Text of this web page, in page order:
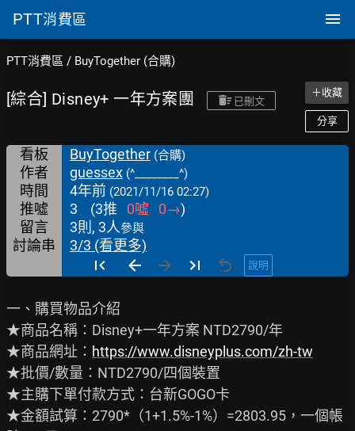
PTT消費區
PTT消費區 / BuyTogether (合購)
[綜合] Disney+ 一年方案團 已刪文
＋收藏
分享
看板 BuyTogether (合購)
作者 guessex (^________^)
時間 4年前 (2021/11/16 02:27)
推噓 3 (3推 0噓 0→)
留言
3則, 3人參與
討論串 3/3 (看更多)
說明
一、購買物品介紹
★商品名稱：Disney+一年方案 NTD2790/年
★商品網址： https://www.disneyplus.com/zh-tw
★批價/數量：NTD2790/四個裝置
★主購下單付款方式：台新GOGO卡
★金額試算：2790*（1+1.5%-1%）=2803.95，一個帳